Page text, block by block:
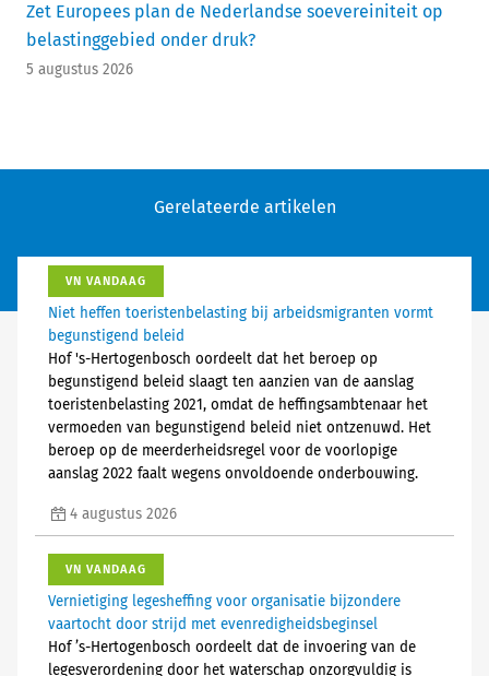
Zet Europees plan de Nederlandse soevereiniteit op
belastinggebied onder druk?
5 augustus 2026
Gerelateerde artikelen
VN VANDAAG
Niet heffen toeristenbelasting bij arbeidsmigranten vormt
begunstigend beleid
Hof 's-Hertogenbosch oordeelt dat het beroep op
begunstigend beleid slaagt ten aanzien van de aanslag
toeristenbelasting 2021, omdat de heffingsambtenaar het
vermoeden van begunstigend beleid niet ontzenuwd. Het
beroep op de meerderheidsregel voor de voorlopige
aanslag 2022 faalt wegens onvoldoende onderbouwing.
4 augustus 2026
VN VANDAAG
Vernietiging legesheffing voor organisatie bijzondere
vaartocht door strijd met evenredigheidsbeginsel
Hof ’s-Hertogenbosch oordeelt dat de invoering van de
legesverordening door het waterschap onzorgvuldig is